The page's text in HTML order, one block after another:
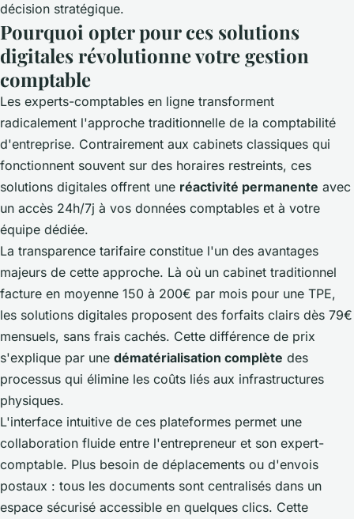
décision stratégique.
Pourquoi opter pour ces solutions
digitales révolutionne votre gestion
comptable
Les experts-comptables en ligne transforment
radicalement l'approche traditionnelle de la comptabilité
d'entreprise. Contrairement aux cabinets classiques qui
fonctionnent souvent sur des horaires restreints, ces
solutions digitales offrent une réactivité permanente avec
un accès 24h/7j à vos données comptables et à votre
équipe dédiée.
La transparence tarifaire constitue l'un des avantages
majeurs de cette approche. Là où un cabinet traditionnel
facture en moyenne 150 à 200€ par mois pour une TPE,
les solutions digitales proposent des forfaits clairs dès 79€
mensuels, sans frais cachés. Cette différence de prix
s'explique par une dématérialisation complète des
processus qui élimine les coûts liés aux infrastructures
physiques.
L'interface intuitive de ces plateformes permet une
collaboration fluide entre l'entrepreneur et son expert-
comptable. Plus besoin de déplacements ou d'envois
postaux : tous les documents sont centralisés dans un
espace sécurisé accessible en quelques clics. Cette